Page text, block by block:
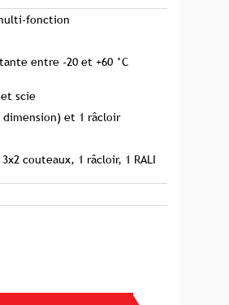
fonction
entre -20 et +60 °C
scie
dimension) et 1 râcloir
couteaux, 1 râcloir, 1 RALI